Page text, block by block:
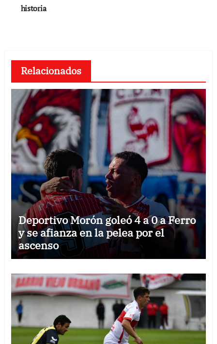
historia
Relacionados
Deportivo Morón goleó 4 a 0 a Ferro
y se afianza en la pelea por el
ascenso